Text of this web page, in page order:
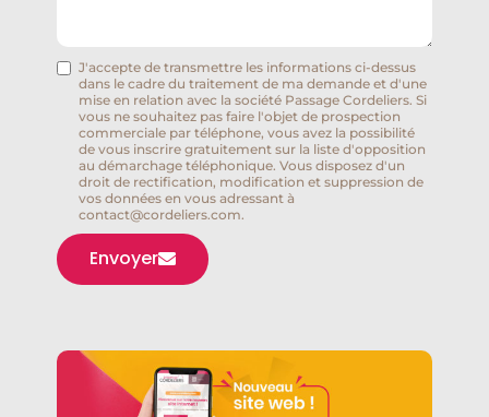
J'accepte de transmettre les informations ci-dessus
dans le cadre du traitement de ma demande et d'une
mise en relation avec la société Passage Cordeliers. Si
vous ne souhaitez pas faire l'objet de prospection
commerciale par téléphone, vous avez la possibilité
de vous inscrire gratuitement sur la liste d'opposition
au démarchage téléphonique. Vous disposez d'un
droit de rectification, modification et suppression de
vos données en vous adressant à
contact@cordeliers.com.
Envoyer